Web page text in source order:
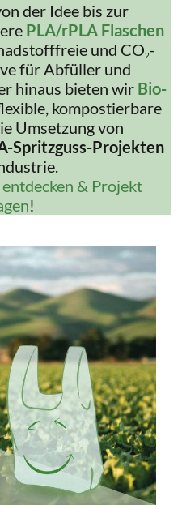
der Idee bis zur
PLA/rPLA Flaschen
und CO2-
für Abfüller und
hinaus bieten wir Bio-
kompostierbare
Umsetzung von
Spritzguss-Projekten
& Projekt
!